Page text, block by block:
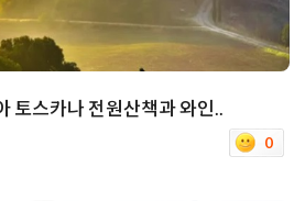
토스카나 전원산책과 와인..
0